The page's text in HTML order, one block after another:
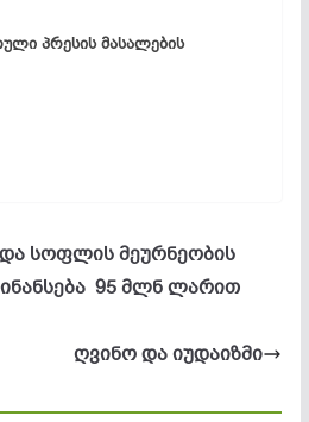
პრესის მასალების
სოფლის მეურნეობის
95 მლნ ლარით
ღვინო და იუდაიზმი